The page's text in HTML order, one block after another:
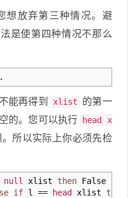
想放弃第三种情况。避
是使第四种情况不那么
能再得到 xlist
的第一
的。您可以执行
head x
所以实际上你必须先检
null xlist then False
if l == head xlist then